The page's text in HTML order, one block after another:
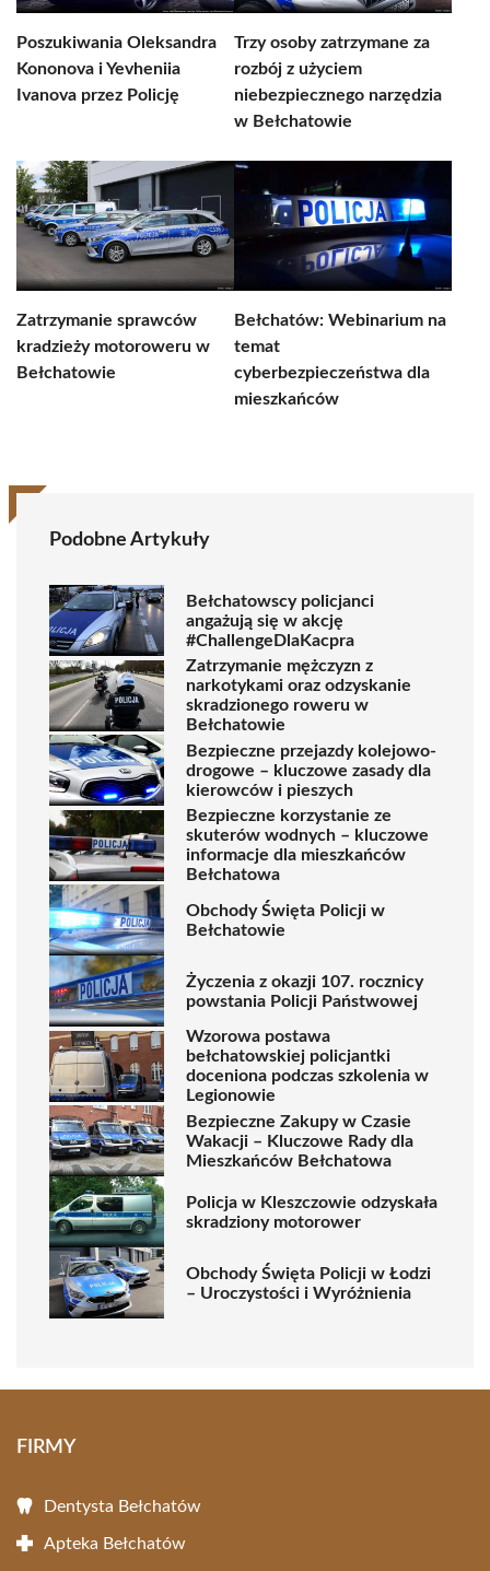
Poszukiwania Oleksandra
Kononova i Yevheniia
Ivanova przez Policję
Trzy osoby zatrzymane za
rozbój z użyciem
niebezpiecznego narzędzia
w Bełchatowie
Zatrzymanie sprawców
kradzieży motoroweru w
Bełchatowie
Bełchatów: Webinarium na
temat
cyberbezpieczeństwa dla
mieszkańców
Podobne Artykuły
Bełchatowscy policjanci
angażują się w akcję
#ChallengeDlaKacpra
Zatrzymanie mężczyzn z
narkotykami oraz odzyskanie
skradzionego roweru w
Bełchatowie
Bezpieczne przejazdy kolejowo-
drogowe – kluczowe zasady dla
kierowców i pieszych
Bezpieczne korzystanie ze
skuterów wodnych – kluczowe
informacje dla mieszkańców
Bełchatowa
Obchody Święta Policji w
Bełchatowie
Życzenia z okazji 107. rocznicy
powstania Policji Państwowej
Wzorowa postawa
bełchatowskiej policjantki
doceniona podczas szkolenia w
Legionowie
Bezpieczne Zakupy w Czasie
Wakacji – Kluczowe Rady dla
Mieszkańców Bełchatowa
Policja w Kleszczowie odzyskała
skradziony motorower
Obchody Święta Policji w Łodzi
– Uroczystości i Wyróżnienia
FIRMY
Dentysta Bełchatów
Apteka Bełchatów